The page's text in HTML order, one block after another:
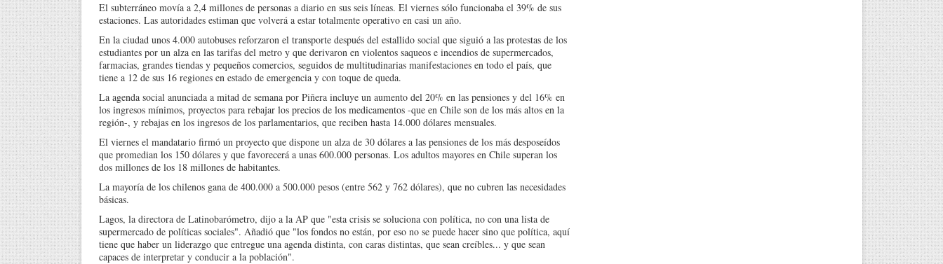
El subterráneo movía a 2,4 millones de personas a diario en sus seis líneas. El viernes sólo funcionaba el 39% de sus
estaciones. Las autoridades estiman que volverá a estar totalmente operativo en casi un año.
En la ciudad unos 4.000 autobuses reforzaron el transporte después del estallido social que siguió a las protestas de los
estudiantes por un alza en las tarifas del metro y que derivaron en violentos saqueos e incendios de supermercados,
farmacias, grandes tiendas y pequeños comercios, seguidos de multitudinarias manifestaciones en todo el país, que
tiene a 12 de sus 16 regiones en estado de emergencia y con toque de queda.
La agenda social anunciada a mitad de semana por Piñera incluye un aumento del 20% en las pensiones y del 16% en
los ingresos mínimos, proyectos para rebajar los precios de los medicamentos -que en Chile son de los más altos en la
región-, y rebajas en los ingresos de los parlamentarios, que reciben hasta 14.000 dólares mensuales.
El viernes el mandatario firmó un proyecto que dispone un alza de 30 dólares a las pensiones de los más desposeídos
que promedian los 150 dólares y que favorecerá a unas 600.000 personas. Los adultos mayores en Chile superan los
dos millones de los 18 millones de habitantes.
La mayoría de los chilenos gana de 400.000 a 500.000 pesos (entre 562 y 762 dólares), que no cubren las necesidades
básicas.
Lagos, la directora de Latinobarómetro, dijo a la AP que "esta crisis se soluciona con política, no con una lista de
supermercado de políticas sociales". Añadió que "los fondos no están, por eso no se puede hacer sino que política, aquí
tiene que haber un liderazgo que entregue una agenda distinta, con caras distintas, que sean creíbles... y que sean
capaces de interpretar y conducir a la población".